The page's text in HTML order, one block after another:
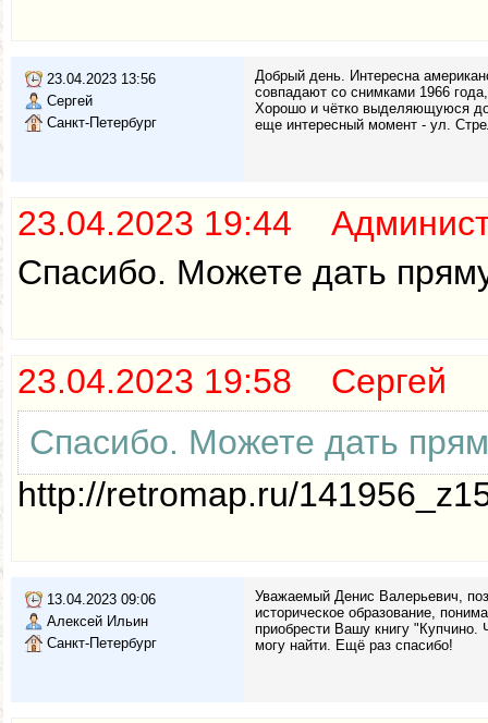
23.04.2023 13:56
Сергей
Санкт-Петербург
Добрый день. Интересна
совпадают со снимками 1966
Хорошо и чётко выделяющуюся
еще интересный момент - ул.
23.04.2023 19:44
Спасибо. Можете дать
23.04.2023 19:58 Сергей
Спасибо. Можете дать
http://retromap.ru/
13.04.2023 09:06
Алексей Ильин
Санкт-Петербург
Уважаемый Денис Валерьевич,
историческое образование,
приобрести Вашу книгу "Купчино.
могу найти. Ещё раз спасибо!